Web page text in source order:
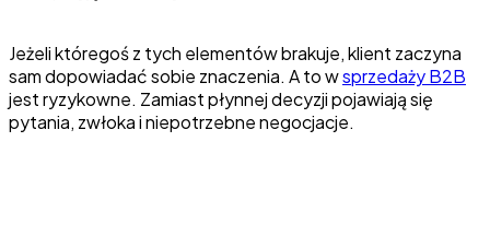
Jeżeli któregoś z tych elementów brakuje, klient zaczyna
sam dopowiadać sobie znaczenia. A to wsprzedaży B2B
jest ryzykowne. Zamiast płynnej decyzji pojawiają się
pytania, zwłoka i niepotrzebne negocjacje.